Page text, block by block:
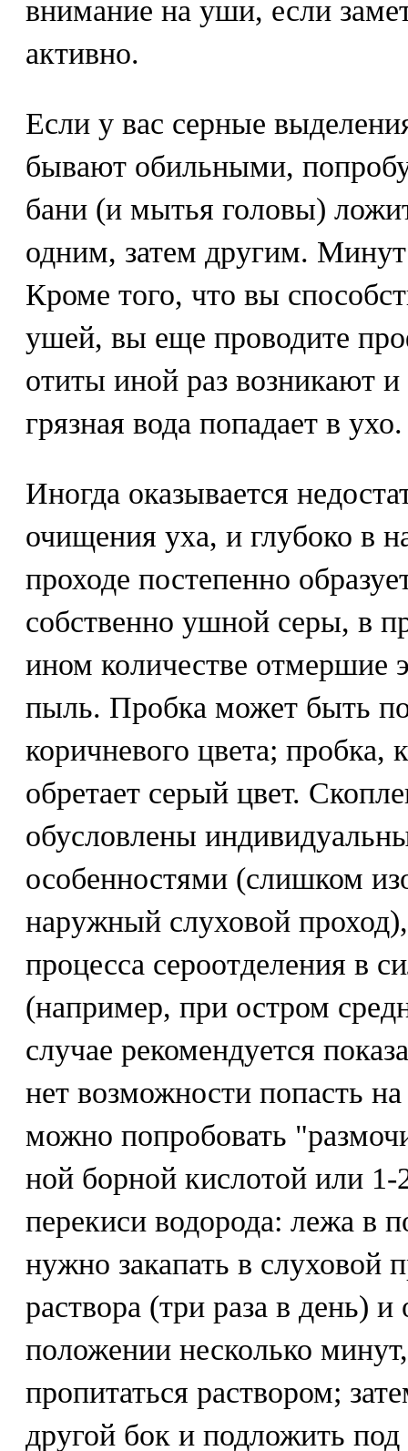
внимание на уши, если
активно.
Если у вас серные
бывают обильными,
бани (и мытья головы)
одним, затем другим. Минут
Кроме того, что вы
ушей, вы еще проводите
отиты иной раз возникают
грязная вода попадает в ухо.
Иногда оказывается
очищения уха, и глубоко в
проходе постепенно
собственно ушной серы, в
ином количестве отмершие
пыль. Пробка может быть
коричневого цвета; пробка,
обретает серый цвет.
обусловлены
особенностями (слишком
наружный слуховой
процесса сероотделения в
(например, при остром
случае рекомендуется
нет возможности попасть
можно попробовать
ной борной кислотой или
перекиси водорода: лежа в
нужно закапать в слуховой
раствора (три раза в день)
положении несколько
пропитаться раствором;
другой бок и подложить под